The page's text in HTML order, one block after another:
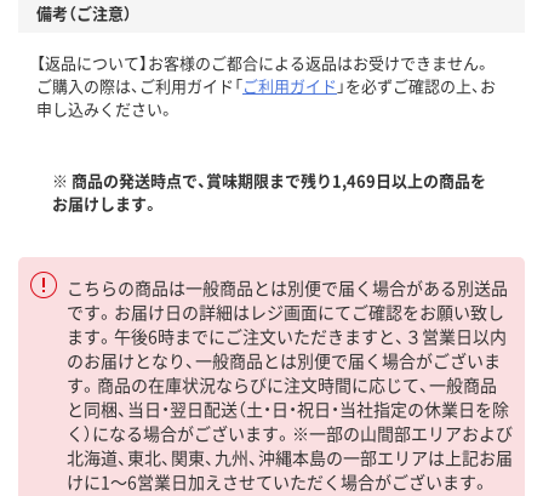
備考（ご注意）
【返品について】お客様のご都合による返品はお受けできません。
ご購入の際は、ご利用ガイド「ご利用ガイド 」を必ずご確認の上、お
申し込みください。
※ 商品の発送時点で、賞味期限まで残り1,469日以上の商品を
お届けします。
こちらの商品は一般商品とは別便で届く場合がある別送品
です。お届け日の詳細はレジ画面にてご確認をお願い致し
ます。午後6時までにご注文いただきますと、３営業日以内
のお届けとなり、一般商品とは別便で届く場合がございま
す。商品の在庫状況ならびに注文時間に応じて、一般商品
と同梱、当日・翌日配送（土・日・祝日・当社指定の休業日を除
く）になる場合がございます。※一部の山間部エリアおよび
北海道、東北、関東、九州、沖縄本島の一部エリアは上記お届
けに1～6営業日加えさせていただく場合がございます。